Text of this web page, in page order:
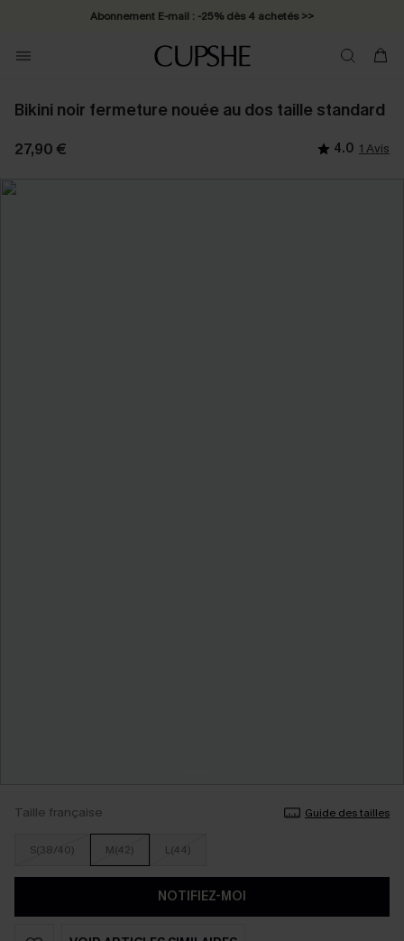
Abonnement E-mail : -25% dès 4 achetés >>
Bikini noir fermeture nouée au dos taille standard
27,90 € 4.0 1 Avis
Taille française Guide des tailles
S(38/40) M(42) L(44)
NOTIFIEZ-MOI